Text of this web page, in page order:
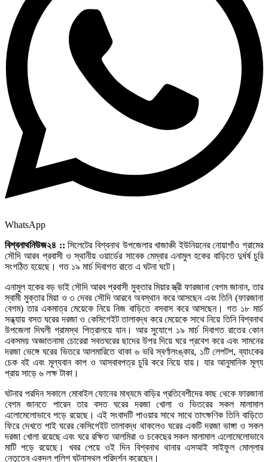
WhatsApp
বিশ্বনাথনিউজ২৪ :: সিলেটের বিশ্বনাথ উপজেলার খাজাঞ্চী ইউনিয়নের নোয়াগাঁও গ্রামের
সৌদি আরব প্রবাসী ও স্থানীয় ওয়ার্ডের সাবেক মেম্বার এনামুল হকের বাড়িতে দুর্ধর্ষ চুরি
সংগঠিত হয়েছে। গত ১৯ মার্চ দিবাগত রাতে এ ঘটনা ঘটে।
এনামুল হকের বড় ভাই সৌদি আরব প্রবাসী মুক্তার মিয়ার স্ত্রী ফারজানা বেগম জানান, তার
স্বামী মুক্তার মিয়া ও ৩ দেবর সৌদি আরবে অবস্থান করে আসছেন এবং তিনি (ফারজানা
বেগম) তার একমাত্র মেয়েকে নিয়ে নিজ বাড়িতে বসবাস করে আসছেন। গত ১৮ মার্চ
সন্ধ্যায় বসত ঘরের দরজা ও কেসিগেইট তালাবদ্ধ করে মেয়েকে সাথে নিয়ে তিনি বিশ্বনাথ
উপজেলা দিঘলী গ্রামস্থ পিত্রালয়ে যান। আর সুযোগে ১৯ মার্চ দিবাগত রাতের কোন
একসময় অজ্ঞাতনামা চোরেরা সবতঘরের ছাদের উপর দিয়ে ঘরে প্রবেশ করে এবং সামনের
দরজা ভেঙ্গে ঘরের ভিতরে আলমারিতে থাকা ৬ ভরি স্বর্ণালংঙ্কার, ১টি লেপটপ, ব্যাংকের
চেক বই এবং মূল্যবান কাপ ও আসবাবপত্র চুরি করে নিয়ে যায়। যার আনুমানিক মূল্য
প্রায় সাড়ে ৬ লক্ষ টাকা।
ঘটনার পরদিন সকালে মোবাইল ফোনের মাধ্যমে বাড়ির প্রতিবেশীদের কাছ থেকে ফারজানা
বেগম জানতে পারেন তার বসত ঘরের দরজা খোলা ও ভিতরের সকল মালামাল
এলোমেলোভাবে পড়ে রয়েছে। এই সংবাদটি পাওয়ার সাথে সাথে তাৎক্ষণিক তিনি বাড়িতে
ফিরে দেখতে পাই ঘরের কেসিগেইট তালাবদ্ধ থাকলেও ঘরের একটি দরজা ভাঙ্গা ও সকল
দরজা খোলা রয়েছে এবং ঘরে রক্ষিত আলমিরা ও চকেছের সকল মালামাল এলোমেলোভাবে
মাটি পড়ে রয়েছে। খবর পেয়ে ওই দিন বিশ্বনাথ থানার এসআই সাইফুল মোল্লার
নেতৃত্বে একদল পুলিশ ঘটনাস্থল পরিদর্শন করেছেন।